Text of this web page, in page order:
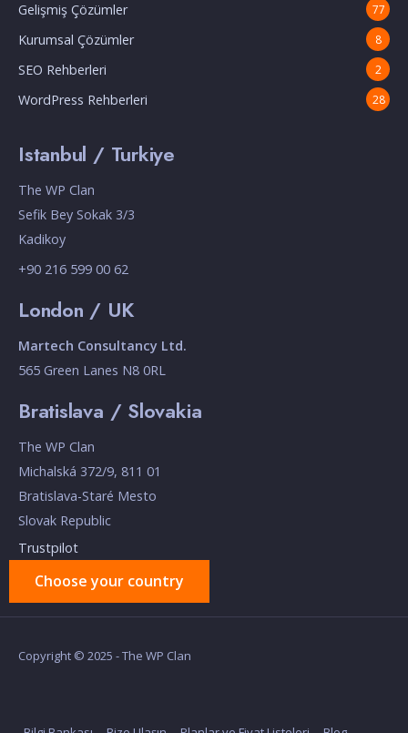
Gelişmiş Çözümler 77
Kurumsal Çözümler 8
SEO Rehberleri 2
WordPress Rehberleri 28
Istanbul / Turkiye
The WP Clan
Sefik Bey Sokak 3/3
Kadikoy
+90 216 599 00 62
London / UK
Martech Consultancy Ltd.
565 Green Lanes N8 0RL
Bratislava / Slovakia
The WP Clan
Michalská 372/9, 811 01
Bratislava-Staré Mesto
Slovak Republic
Trustpilot
Choose your country
Copyright © 2025 - The WP Clan